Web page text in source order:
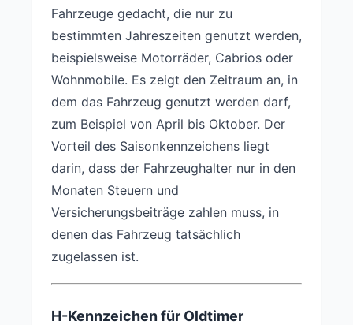
Fahrzeuge gedacht, die nur zu
bestimmten Jahreszeiten genutzt werden,
beispielsweise Motorräder, Cabrios oder
Wohnmobile. Es zeigt den Zeitraum an, in
dem das Fahrzeug genutzt werden darf,
zum Beispiel von April bis Oktober. Der
Vorteil des Saisonkennzeichens liegt
darin, dass der Fahrzeughalter nur in den
Monaten Steuern und
Versicherungsbeiträge zahlen muss, in
denen das Fahrzeug tatsächlich
zugelassen ist.
H-Kennzeichen für Oldtimer